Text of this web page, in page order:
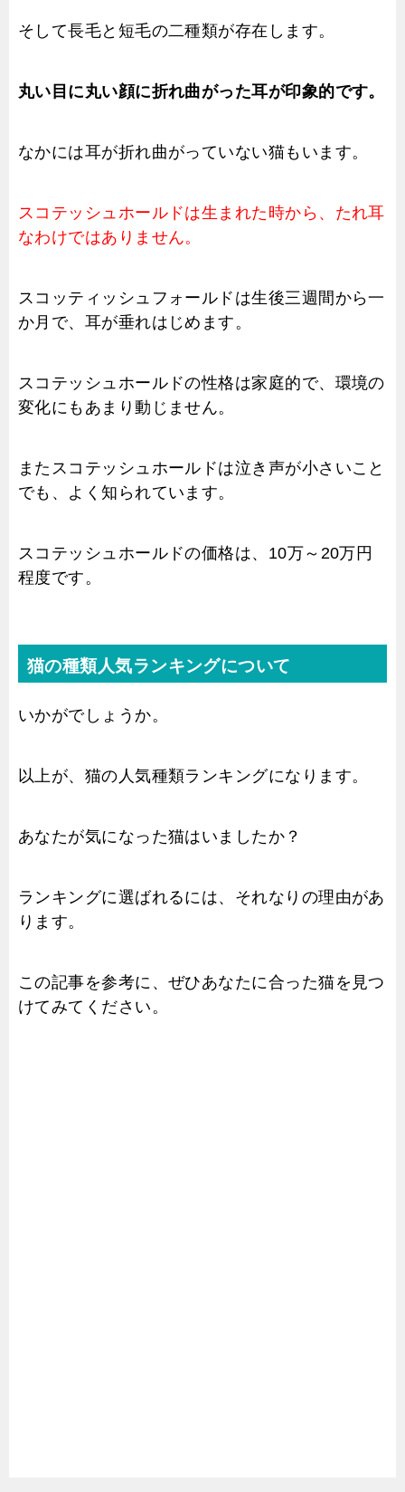
そして長毛と短毛の二種類が存在します。
丸い目に丸い顔に折れ曲がった耳が印象的です。
なかには耳が折れ曲がっていない猫もいます。
スコテッシュホールドは生まれた時から、たれ耳
なわけではありません。
スコッティッシュフォールドは生後三週間から一
か月で、耳が垂れはじめます。
スコテッシュホールドの性格は家庭的で、環境の
変化にもあまり動じません。
またスコテッシュホールドは泣き声が小さいこと
でも、よく知られています。
スコテッシュホールドの価格は、10万～20万円
程度です。
猫の種類人気ランキングについて
いかがでしょうか。
以上が、猫の人気種類ランキングになります。
あなたが気になった猫はいましたか？
ランキングに選ばれるには、それなりの理由があ
ります。
この記事を参考に、ぜひあなたに合った猫を見つ
けてみてください。